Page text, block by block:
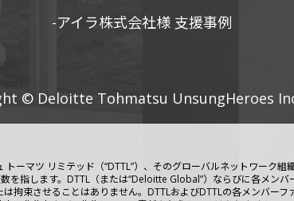
-アイラ株式会社様 支援事例
© Deloitte Tohmatsu UnsungHeroes
ーマツ リミテッド（“DTTL”）、そのグローバルネットワーク
を指します。DTTL（または“Deloitte Global”）ならびに各メン
拘束させることはありません。DTTLおよびDTTLの各メンバー